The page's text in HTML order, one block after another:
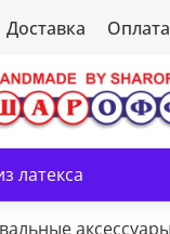
Доставка Оплата
латекса
аксессуары